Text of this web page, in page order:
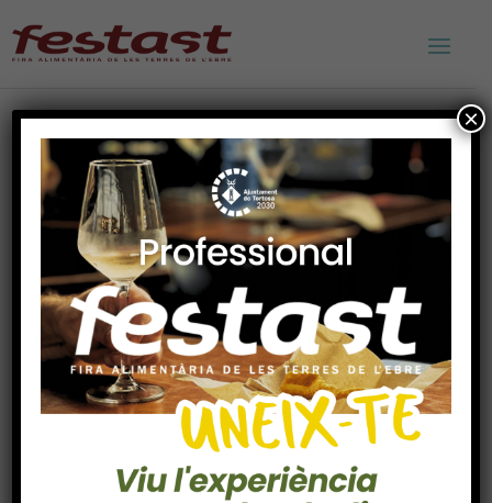
Festast 2026, Fira
Alimentària de les
Terres de l’Ebre
Festast és un dels esdeveniments
gastronòmics més importants de Tortosa i les
Terres de l’Ebre.
Del6 al 8 de novembre de 2026el pavelló
firal de Tortosa acollirà empreses
d’alimentació, begudes, restauració, petits
productors, empreses d’equipament i serveis
×